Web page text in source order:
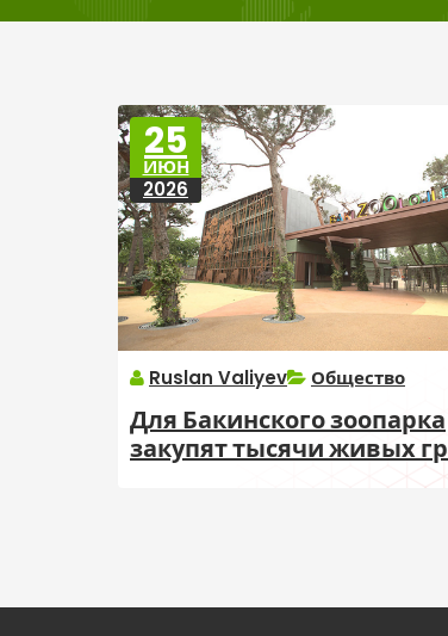
25
ИЮН
2026
Ruslan Valiyev Общество
Для Бакинского зоопарка
закупят тысячи живых